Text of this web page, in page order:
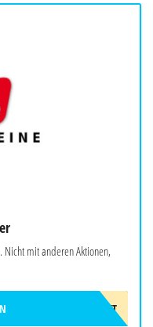
Nicht mit anderen Aktionen,
10EUROGESCHENKT